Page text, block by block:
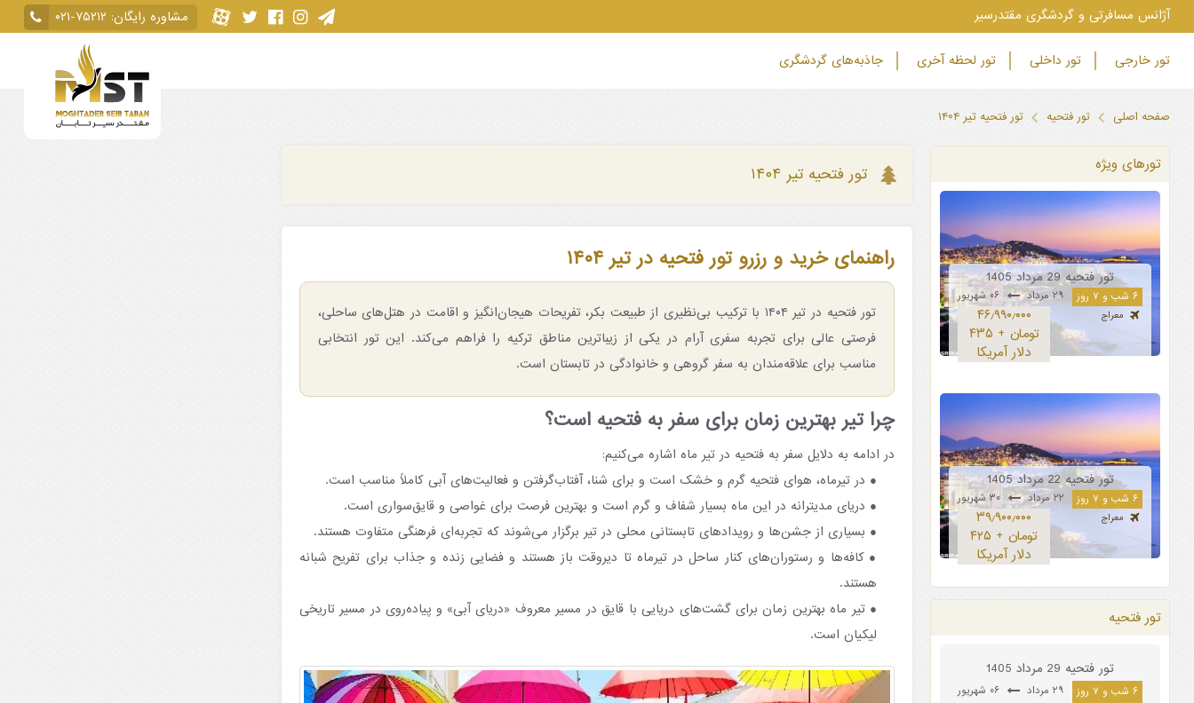
‫آژانس مسافرتی و گردشگری مقتدرسیر مشاوره رایگان: ۰۲۱-۷۵۲۱۲
تور خارجی تور داخلی تور لحظه آخری جاذبه‌های گردشگری
صفحه اصلی تور فتحیه تور فتحیه تیر ۱۴۰۴
تور فتحیه تیر ۱۴۰۴
راهنمای خرید و رزرو تور فتحیه در تیر ۱۴۰۴
تور فتحیه در تیر ۱۴۰۴ با ترکیب بی‌نظیری از طبیعت بکر، تفریحات هیجان‌انگیز و اقامت در هتل‌های ساحلی،
فرصتی عالی برای تجربه سفری آرام در یکی از زیباترین مناطق ترکیه را فراهم می‌کند. این تور انتخابی
مناسب برای علاقه‌مندان به سفر گروهی و خانوادگی در تابستان است.
چرا تیر بهترین زمان برای سفر به فتحیه است؟
در ادامه به دلایل سفر به فتحیه در تیر ماه اشاره می‌کنیم:
در تیرماه، هوای فتحیه گرم و خشک است و برای شنا، آفتاب‌گرفتن و فعالیت‌های آبی کاملاً مناسب است.
دریای مدیترانه در این ماه بسیار شفاف و گرم است و بهترین فرصت برای غواصی و قایق‌سواری است.
بسیاری از جشن‌ها و رویدادهای تابستانی محلی در تیر برگزار می‌شوند که تجربه‌ای فرهنگی متفاوت هستند.
کافه‌ها و رستوران‌های کنار ساحل در تیرماه تا دیروقت باز هستند و فضایی زنده و جذاب برای تفریح شبانه
هستند.
تیر ماه بهترین زمان برای گشت‌های دریایی با قایق در مسیر معروف «دریای آبی» و پیاده‌روی در مسیر تاریخی
لیکیان است.
تورهای ویژه
تور فتحیه 29 مرداد 1405
۶ شب و ۷ روز ۲۹ مرداد ۰۶ شهریور
معراج
۴۶٫۹۹۰٫۰۰۰
تومان + ۴۳۵
دلار آمریکا
تور فتحیه 22 مرداد 1405
۶ شب و ۷ روز ۲۲ مرداد ۳۰ شهریور
معراج
۳۹٫۹۰۰٫۰۰۰
تومان + ۴۲۵
دلار آمریکا
تور فتحیه
تور فتحیه 29 مرداد 1405
۶ شب و ۷ روز ۲۹ مرداد